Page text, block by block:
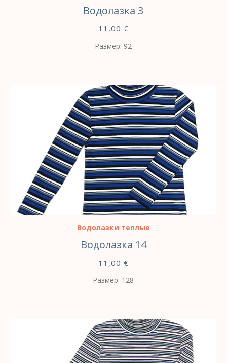
Водолазка 3
11,00 €
Размер: 92
ВЫБЕРИТЕ ПАРАМЕТРЫ
Водолазки теплые
Водолазка 14
11,00 €
Размер: 128